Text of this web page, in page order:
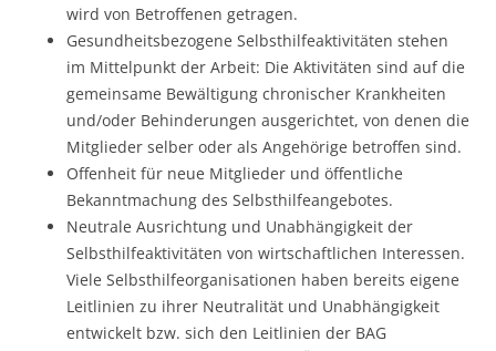
wird von Betroffenen getragen.
Gesundheitsbezogene Selbsthilfeaktivitäten stehen
im Mittelpunkt der Arbeit: Die Aktivitäten sind auf die
gemeinsame Bewältigung chronischer Krankheiten
und/oder Behinderungen ausgerichtet, von denen die
Mitglieder selber oder als Angehörige betroffen sind.
Offenheit für neue Mitglieder und öffentliche
Bekanntmachung des Selbsthilfeangebotes.
Neutrale Ausrichtung und Unabhängigkeit der
Selbsthilfeaktivitäten von wirtschaftlichen Interessen.
Viele Selbsthilfeorganisationen haben bereits eigene
Leitlinien zu ihrer Neutralität und Unabhängigkeit
entwickelt bzw. sich den Leitlinien der BAG